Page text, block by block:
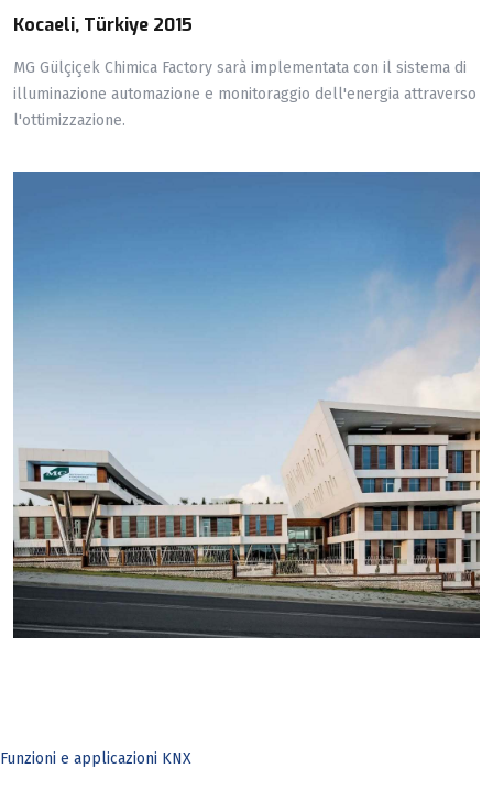
Kocaeli, Türkiye 2015
MG Gülçiçek Chimica Factory sarà implementata con il sistema di
illuminazione automazione e monitoraggio dell'energia attraverso
l'ottimizzazione.
Funzioni e applicazioni KNX